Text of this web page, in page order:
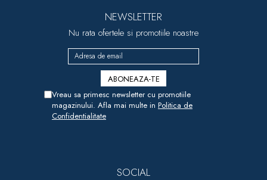
NEWSLETTER
Nu rata ofertele si promotiile noastre
Vreau sa primesc newsletter cu promotiile
magazinului. Afla mai multe in Politica de
Confidentialitate
SOCIAL